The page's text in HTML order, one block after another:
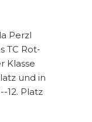
Perzl
TC Rot-
Klasse
und in
12. Platz